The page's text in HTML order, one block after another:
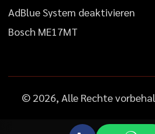
AdBlueSystem deaktivieren
Bosch ME17MT
© 2026, Alle Rechte